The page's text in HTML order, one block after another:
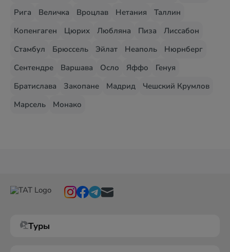
Рига
Величка Вроцлав Нетания
Таллин
Копенгаген
Цюрих Любляна Пиза
Лиссабон
Стамбул
Брюссель Эйлат Неаполь
Нюрнберг
Сентендре
Варшава Осло Яффо
Генуя
Братислава
Закопане Мадрид
Чешский Крумлов
Марсель
Монако
Туры